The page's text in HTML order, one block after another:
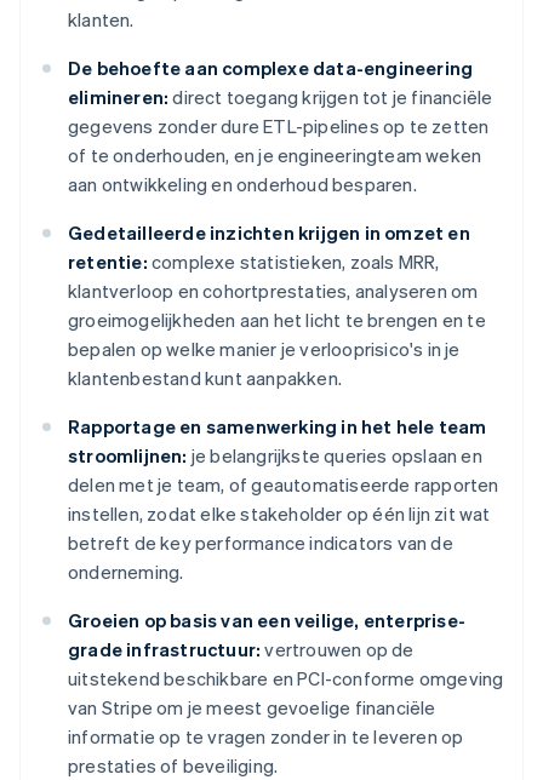
klanten.
De behoefte aan complexe data-engineering
elimineren: direct toegang krijgen tot je financiële
gegevens zonder dure ETL-pipelines op te zetten
of te onderhouden, en je engineeringteam weken
aan ontwikkeling en onderhoud besparen.
Gedetailleerde inzichten krijgen in omzet en
retentie: complexe statistieken, zoals MRR,
klantverloop en cohortprestaties, analyseren om
groeimogelijkheden aan het licht te brengen en te
bepalen op welke manier je verlooprisico's in je
klantenbestand kunt aanpakken.
Rapportage en samenwerking in het hele team
stroomlijnen: je belangrijkste queries opslaan en
delen met je team, of geautomatiseerde rapporten
instellen, zodat elke stakeholder op één lijn zit wat
betreft de key performance indicators van de
onderneming.
Groeien op basis van een veilige, enterprise-
grade infrastructuur: vertrouwen op de
uitstekend beschikbare en PCI-conforme omgeving
van Stripe om je meest gevoelige financiële
informatie op te vragen zonder in te leveren op
prestaties of beveiliging.